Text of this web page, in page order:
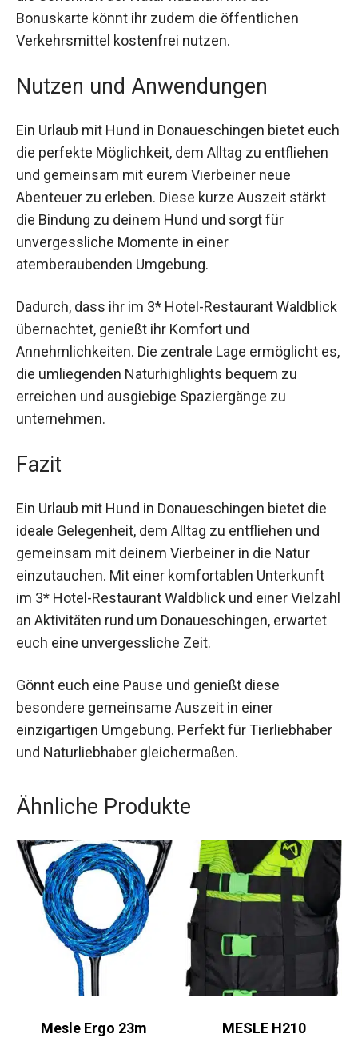
Bonuskarte könnt ihr zudem die öffentlichen
Verkehrsmittel kostenfrei nutzen.
Nutzen und Anwendungen
Ein Urlaub mit Hund in Donaueschingen bietet euch
die perfekte Möglichkeit, dem Alltag zu entfliehen
und gemeinsam mit eurem Vierbeiner neue
Abenteuer zu erleben. Diese kurze Auszeit stärkt
die Bindung zu deinem Hund und sorgt für
unvergessliche Momente in einer
atemberaubenden Umgebung.
Dadurch, dass ihr im 3* Hotel-Restaurant Waldblick
übernachtet, genießt ihr Komfort und
Annehmlichkeiten. Die zentrale Lage ermöglicht es,
die umliegenden Naturhighlights bequem zu
erreichen und ausgiebige Spaziergänge zu
unternehmen.
Fazit
Ein Urlaub mit Hund in Donaueschingen bietet die
ideale Gelegenheit, dem Alltag zu entfliehen und
gemeinsam mit deinem Vierbeiner in die Natur
einzutauchen. Mit einer komfortablen Unterkunft
im 3* Hotel-Restaurant Waldblick und einer Vielzahl
an Aktivitäten rund um Donaueschingen, erwartet
euch eine unvergessliche Zeit.
Gönnt euch eine Pause und genießt diese
besondere gemeinsame Auszeit in einer
einzigartigen Umgebung. Perfekt für Tierliebhaber
und Naturliebhaber gleichermaßen.
Ähnliche Produkte
Mesle Ergo 23m
MESLE H210